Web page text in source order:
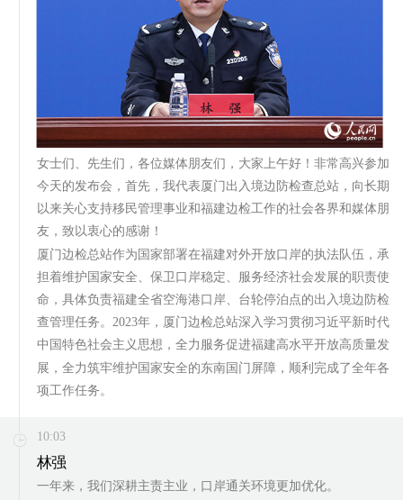
女士们、先生们，各位媒体朋友们，大家上午好！非常高兴参加
今天的发布会，首先，我代表厦门出入境边防检查总站，向长期
以来关心支持移民管理事业和福建边检工作的社会各界和媒体朋
友，致以衷心的感谢！
厦门边检总站作为国家部署在福建对外开放口岸的执法队伍，承
担着维护国家安全、保卫口岸稳定、服务经济社会发展的职责使
命，具体负责福建全省空海港口岸、台轮停泊点的出入境边防检
查管理任务。2023年，厦门边检总站深入学习贯彻习近平新时代
中国特色社会主义思想，全力服务促进福建高水平开放高质量发
展，全力筑牢维护国家安全的东南国门屏障，顺利完成了全年各
项工作任务。
10:03
林强
一年来，我们深耕主责主业，口岸通关环境更加优化。